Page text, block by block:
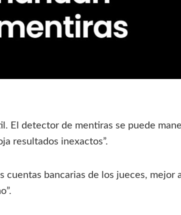
El detector de mentiras se puede
resultados inexactos”.
bancarias de los jueces, mejor